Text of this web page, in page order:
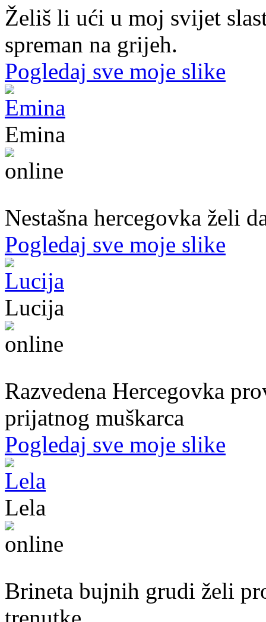
Želiš li ući u moj svijet
spreman na grijeh.
Pogledaj sve moje slike
Emina
Nestašna hercegovka želi
Pogledaj sve moje slike
Lucija
Razvedena Hercegovka
prijatnog muškarca
Pogledaj sve moje slike
Lela
Brineta bujnih grudi želi